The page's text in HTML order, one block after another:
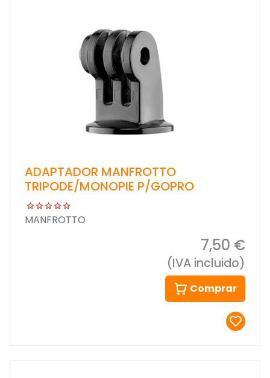
ADAPTADOR MANFROTTO
TRIPODE/MONOPIE P/GOPRO
MANFROTTO
7,50 €
(IVA incluido)
Comprar